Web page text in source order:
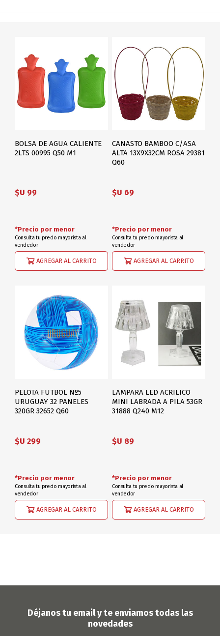
BOLSA DE AGUA CALIENTE
2LTS 00995 Q50 M1
$U 99
AGREGAR AL CARRITO
*Precio por menor
Consulta tu precio mayorista al
vendedor
CANASTO BAMBOO C/ASA
ALTA 13X9X32CM ROSA 29381
Q60
$U 69
AGREGAR AL CARRITO
*Precio por menor
Consulta tu precio mayorista al
vendedor
PELOTA FUTBOL Nº5
URUGUAY 32 PANELES
320GR 32652 Q60
$U 299
AGREGAR AL CARRITO
*Precio por menor
Consulta tu precio mayorista al
vendedor
LAMPARA LED ACRILICO
MINI LABRADA A PILA 53GR
31888 Q240 M12
$U 89
AGREGAR AL CARRITO
*Precio por menor
Consulta tu precio mayorista al
vendedor
Déjanos tu email y te enviamos todas las
novedades